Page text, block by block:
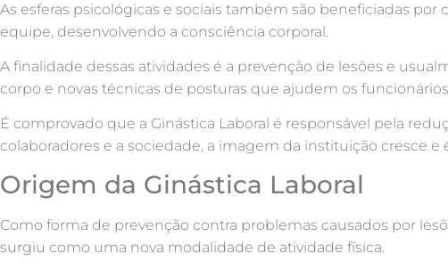
As esferas psicológicas e sociais também são beneficiadas
equipe, desenvolvendo a consciência corporal.
A finalidade dessas atividades é a prevenção de lesões e
corpo e novas técnicas de posturas que ajudem os
É comprovado que a Ginástica Laboral é responsável pela
colaboradores e a sociedade, a imagem da instituição cresce e
Origem da Ginástica Laboral
Como forma de prevenção contra problemas causados por
surgiu como uma nova modalidade de atividade física.